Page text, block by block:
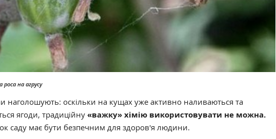
на агрусу
наголошують: оскільки на кущах уже активно наливаються та
ягоди, традиційну«важку» хімію використовувати не можна.
саду має бути безпечним для здоров'я людини.